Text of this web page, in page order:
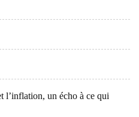
l’inflation, un écho à ce qui